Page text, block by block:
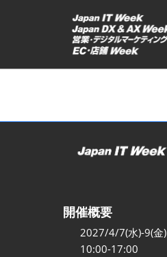
ッ
開催概要
2027/4/7(水)-9(金)
10:00-17:00